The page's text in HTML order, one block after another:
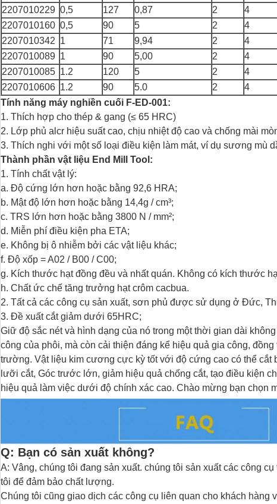
2207010229 0,5 127 0,87 2 4
2207010160 0,5 90 5 2 4
2207010342 1 71 9,94 2 4
2207010089 1 90 5,00 2 4
2207010085 1.2 120 5 2 4
2207010606 1.2 90 5.0 2 4
Tính năng máy nghiền cuối F-ED-001:
1. Thích hợp cho thép & gang (≤ 65 HRC)
2. Lớp phủ alcr hiệu suất cao, chịu nhiệt độ cao và chống mài
3. Thích nghi với một số loại điều kiện làm mát, ví dụ sương mù
Thành phần vật liệu End Mill Tool:
1. Tính chất vật lý:
a. Độ cứng lớn hơn hoặc bằng 92,6 HRA;
b. Mật độ lớn hơn hoặc bằng 14,4g / cm³;
c. TRS lớn hơn hoặc bằng 3800 N / mm²;
d. Miễn phí điều kiện pha ETA;
e. Không bị ô nhiễm bởi các vật liệu khác;
f. Độ xốp = A02 / B00 / C00;
g. Kích thước hạt đồng đều và nhất quán. Không có kích thước
h. Chất ức chế tăng trưởng hạt crôm cacbua.
2. Tất cả các công cụ sản xuất, sơn phủ được sử dụng ở Đức,
3. Đề xuất cắt giảm dưới 65HRC;
Giữ độ sắc nét và hình dạng của nó trong một thời gian dài
công của phôi, mà còn cải thiện đáng kể hiệu quả gia công,
trường. Vật liệu kim cương cực kỳ tốt với độ cứng cao có thể cắt
lưỡi cắt, Góc trước lớn, giảm hiệu quả chống cắt, tạo điều kiện
hiệu quả làm việc dưới độ chính xác cao. Chào mừng bạn chọn
Q: Bạn có sản xuất không?
A: Vâng, chúng tôi đang sản xuất. chúng tôi sản xuất các công cụ
tôi để đảm bảo chất lượng.
Chúng tôi cũng giao dịch các công cụ liên quan cho khách hàng